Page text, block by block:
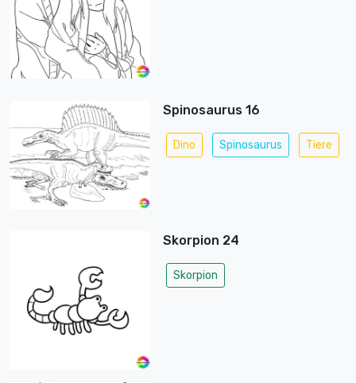
Spinosaurus 16
Dino Spinosaurus Tiere
Skorpion 24
Skorpion